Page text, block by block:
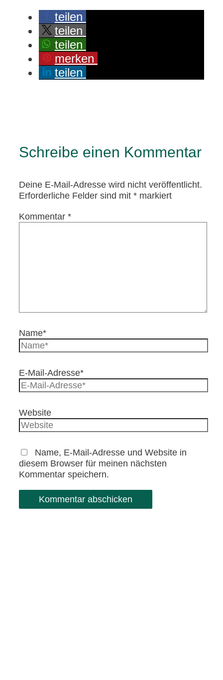
teilen
teilen
teilen
merken
teilen
Schreibe einen Kommentar
Deine E-Mail-Adresse wird nicht veröffentlicht.
Erforderliche Felder sind mit *markiert
Kommentar *
Name*
E-Mail-Adresse*
Website
Name, E-Mail-Adresse und Website in
diesem Browser für meinen nächsten
Kommentar speichern.